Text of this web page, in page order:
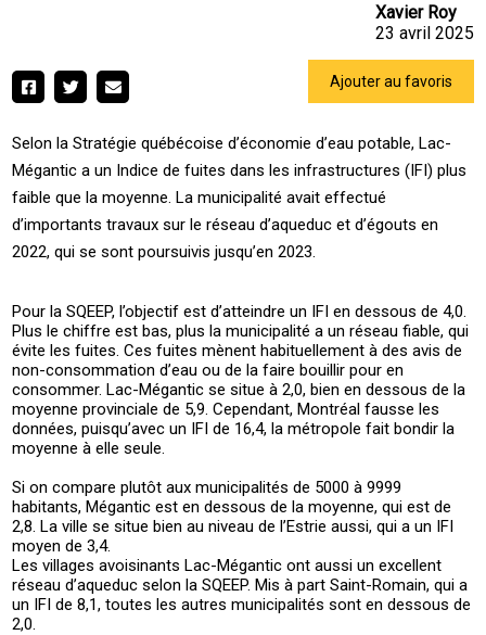
Xavier Roy
23 avril 2025
Ajouter au favoris
Selon la Stratégie québécoise d’économie d’eau potable, Lac-
Mégantic a un Indice de fuites dans les infrastructures (IFI) plus
faible que la moyenne. La municipalité avait effectué
d’importants travaux sur le réseau d’aqueduc et d’égouts en
2022, qui se sont poursuivis jusqu’en 2023.
Pour la SQEEP, l’objectif est d’atteindre un IFI en dessous de 4,0.
Plus le chiffre est bas, plus la municipalité a un réseau fiable, qui
évite les fuites. Ces fuites mènent habituellement à des avis de
non-consommation d’eau ou de la faire bouillir pour en
consommer. Lac-Mégantic se situe à 2,0, bien en dessous de la
moyenne provinciale de 5,9. Cependant, Montréal fausse les
données, puisqu’avec un IFI de 16,4, la métropole fait bondir la
moyenne à elle seule.
Si on compare plutôt aux municipalités de 5000 à 9999
habitants, Mégantic est en dessous de la moyenne, qui est de
2,8. La ville se situe bien au niveau de l’Estrie aussi, qui a un IFI
moyen de 3,4.
Les villages avoisinants Lac-Mégantic ont aussi un excellent
réseau d’aqueduc selon la SQEEP. Mis à part Saint-Romain, qui a
un IFI de 8,1, toutes les autres municipalités sont en dessous de
2,0.